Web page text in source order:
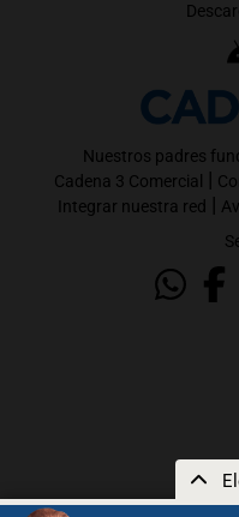
Nuestros padres
Cadena 3 Comercial |
Integrar nuestra red |